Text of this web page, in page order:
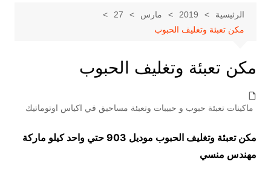
الرئيسية 2019 مارس
27
مكن تعبئة وتغليف الحبوب
مكن تعبئة وتغليف الحبوب
ماكينات تعبئة حبوب و حبيبات وتعبئة مساحيق في اكياس اوتوماتيك
مكن تعبئة وتغليف الحبوب موديل 903 حتي واحد كيلو ماركة
مهندس منسي